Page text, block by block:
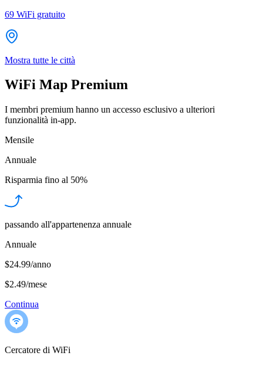
69 WiFi gratuito
Mostra tutte le città
WiFi Map Premium
I membri premium hanno un accesso esclusivo a ulteriori
funzionalità in-app.
Mensile
Annuale
Risparmia fino al 50%
passando all'appartenenza annuale
Annuale
$24.99/anno
$2.49/mese
Continua
Cercatore di WiFi